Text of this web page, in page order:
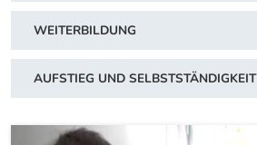
WEITERBILDUNG
AUFSTIEG UND SELBSTSTÄNDIGKEIT